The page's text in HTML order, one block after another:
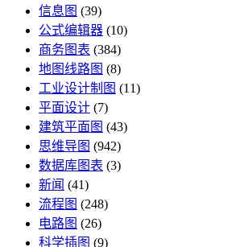
信息图 (39)
公式编辑器 (10)
商务图表 (384)
地图线路图 (8)
工业设计制图 (11)
平面设计 (7)
建筑平面图 (43)
思维导图 (942)
数据库图表 (3)
新闻 (41)
流程图 (248)
电路图 (26)
科学插图 (9)